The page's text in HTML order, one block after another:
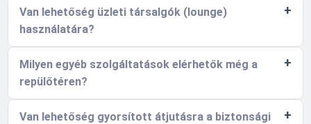
Van lehetőség üzleti társalgók (lounge)
használatára?
Milyen egyéb szolgáltatások elérhetők még a
repülőtéren?
Van lehetőség gyorsított átjutásra a biztonsági